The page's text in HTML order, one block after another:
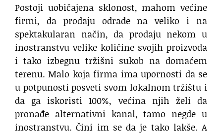
Postoji uobičajena sklonost, mahom većine
firmi, da prodaju odrade na veliko i na
spektakularan način, da prodaju nekom u
inostranstvu velike količine svojih proizvoda
i tako izbegnu tržišni sukob na domaćem
terenu. Malo koja firma ima upornosti da se
u potpunosti posveti svom lokalnom tržištu i
da ga iskoristi 100%, većina njih želi da
pronađe alternativni kanal, tamo negde u
inostranstvu. Čini im se da je tako lakše. A